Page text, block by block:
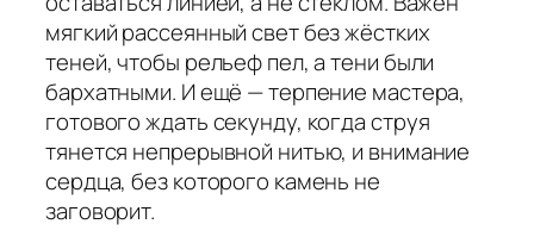
мягкий рассеянный свет без жёстких
теней, чтобы рельеф пел, а тени были
бархатными. И ещё — терпение мастера,
готового ждать секунду, когда струя
тянется непрерывной нитью, и внимание
сердца, без которого камень не
заговорит.